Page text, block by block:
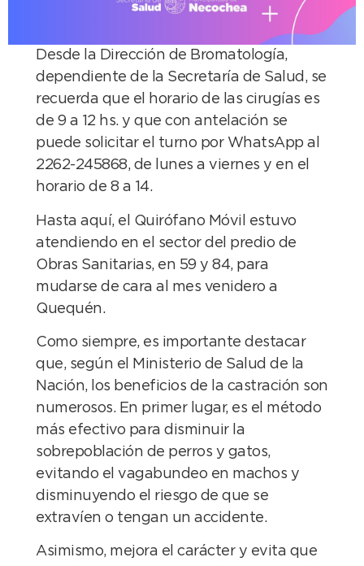
Desde la Dirección de Bromatología,
dependiente de la Secretaría de Salud, se
recuerda que el horario de las cirugías es
de 9 a 12 hs. y que con antelación se
puede solicitar el turno por WhatsApp al
2262-245868, de lunes a viernes y en el
horario de 8 a 14.
Hasta aquí, el Quirófano Móvil estuvo
atendiendo en el sector del predio de
Obras Sanitarias, en 59 y 84, para
mudarse de cara al mes venidero a
Quequén.
Como siempre, es importante destacar
que, según el Ministerio de Salud de la
Nación, los beneficios de la castración son
numerosos. En primer lugar, es el método
más efectivo para disminuir la
sobrepoblación de perros y gatos,
evitando el vagabundeo en machos y
disminuyendo el riesgo de que se
extravíen o tengan un accidente.
Asimismo, mejora el carácter y evita que